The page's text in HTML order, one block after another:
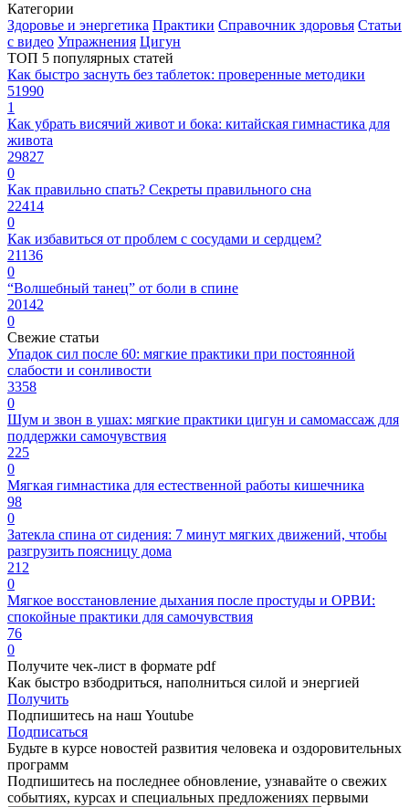
Категории
Здоровье и энергетика Практики Справочник здоровья Статьи
с видео Упражнения Цигун
ТОП 5 популярных статей
Как быстро заснуть без таблеток: проверенные методики
51990
1
Как убрать висячий живот и бока: китайская гимнастика для
живота
29827
0
Как правильно спать? Секреты правильного сна
22414
0
Как избавиться от проблем с сосудами и сердцем?
21136
0
“Волшебный танец” от боли в спине
20142
0
Свежие статьи
Упадок сил после 60: мягкие практики при постоянной
слабости и сонливости
3358
0
Шум и звон в ушах: мягкие практики цигун и самомассаж для
поддержки самочувствия
225
0
Мягкая гимнастика для естественной работы кишечника
98
0
Затекла спина от сидения: 7 минут мягких движений, чтобы
разгрузить поясницу дома
212
0
Мягкое восстановление дыхания после простуды и ОРВИ:
спокойные практики для самочувствия
76
0
Получите чек-лист в формате pdf
Как быстро взбодриться, наполниться силой и энергией
Получить
Подпишитесь на наш Youtube
Подписаться
Будьте в курсе новостей развития человека и оздоровительных
программ
Подпишитесь на последнее обновление, узнавайте о свежих
событиях, курсах и специальных предложениях первыми